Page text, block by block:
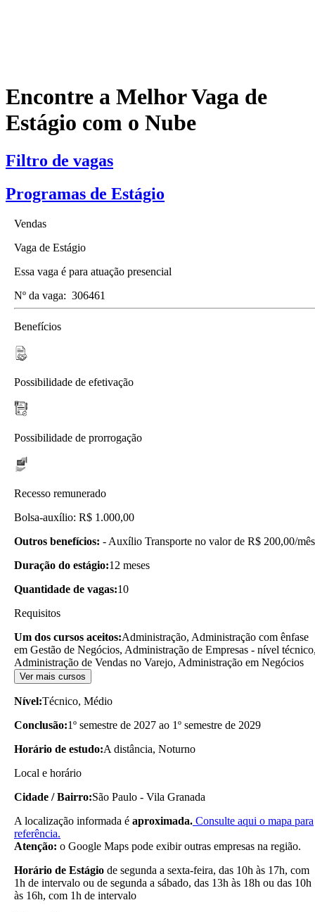
Encontre a Melhor Vaga de
Estágio com o Nube
Filtro de vagas
Programas de Estágio
Vendas
Vaga de Estágio
Essa vaga é para atuação presencial
Nº da vaga: 306461
Benefícios
Possibilidade de efetivação
Possibilidade de prorrogação
Recesso remunerado
Bolsa-auxílio: R$ 1.000,00
Outros benefícios: - Auxílio Transporte no valor de R$ 200,00/
Duração do estágio:12 meses
Quantidade de vagas:10
Requisitos
Um dos cursos aceitos:Administração, Administração com ênfase
em Gestão de Negócios, Administração de Empresas - nível
Administração de Vendas no Varejo, Administração em Negócios
Ver mais cursos
Nível:Técnico, Médio
Conclusão:1º semestre de 2027 ao 1º semestre de 2029
Horário de estudo:A distância, Noturno
Local e horário
Cidade / Bairro:São Paulo - Vila Granada
A localização informada é aproximada. Consulte aqui o mapa para
referência.
Atenção: o Google Maps pode exibir outras empresas na região.
Horário de Estágio de segunda a sexta-feira, das 10h às 17h, com
1h de intervalo ou de segunda a sábado, das 13h às 18h ou das 10h
às 16h, com 1h de intervalo